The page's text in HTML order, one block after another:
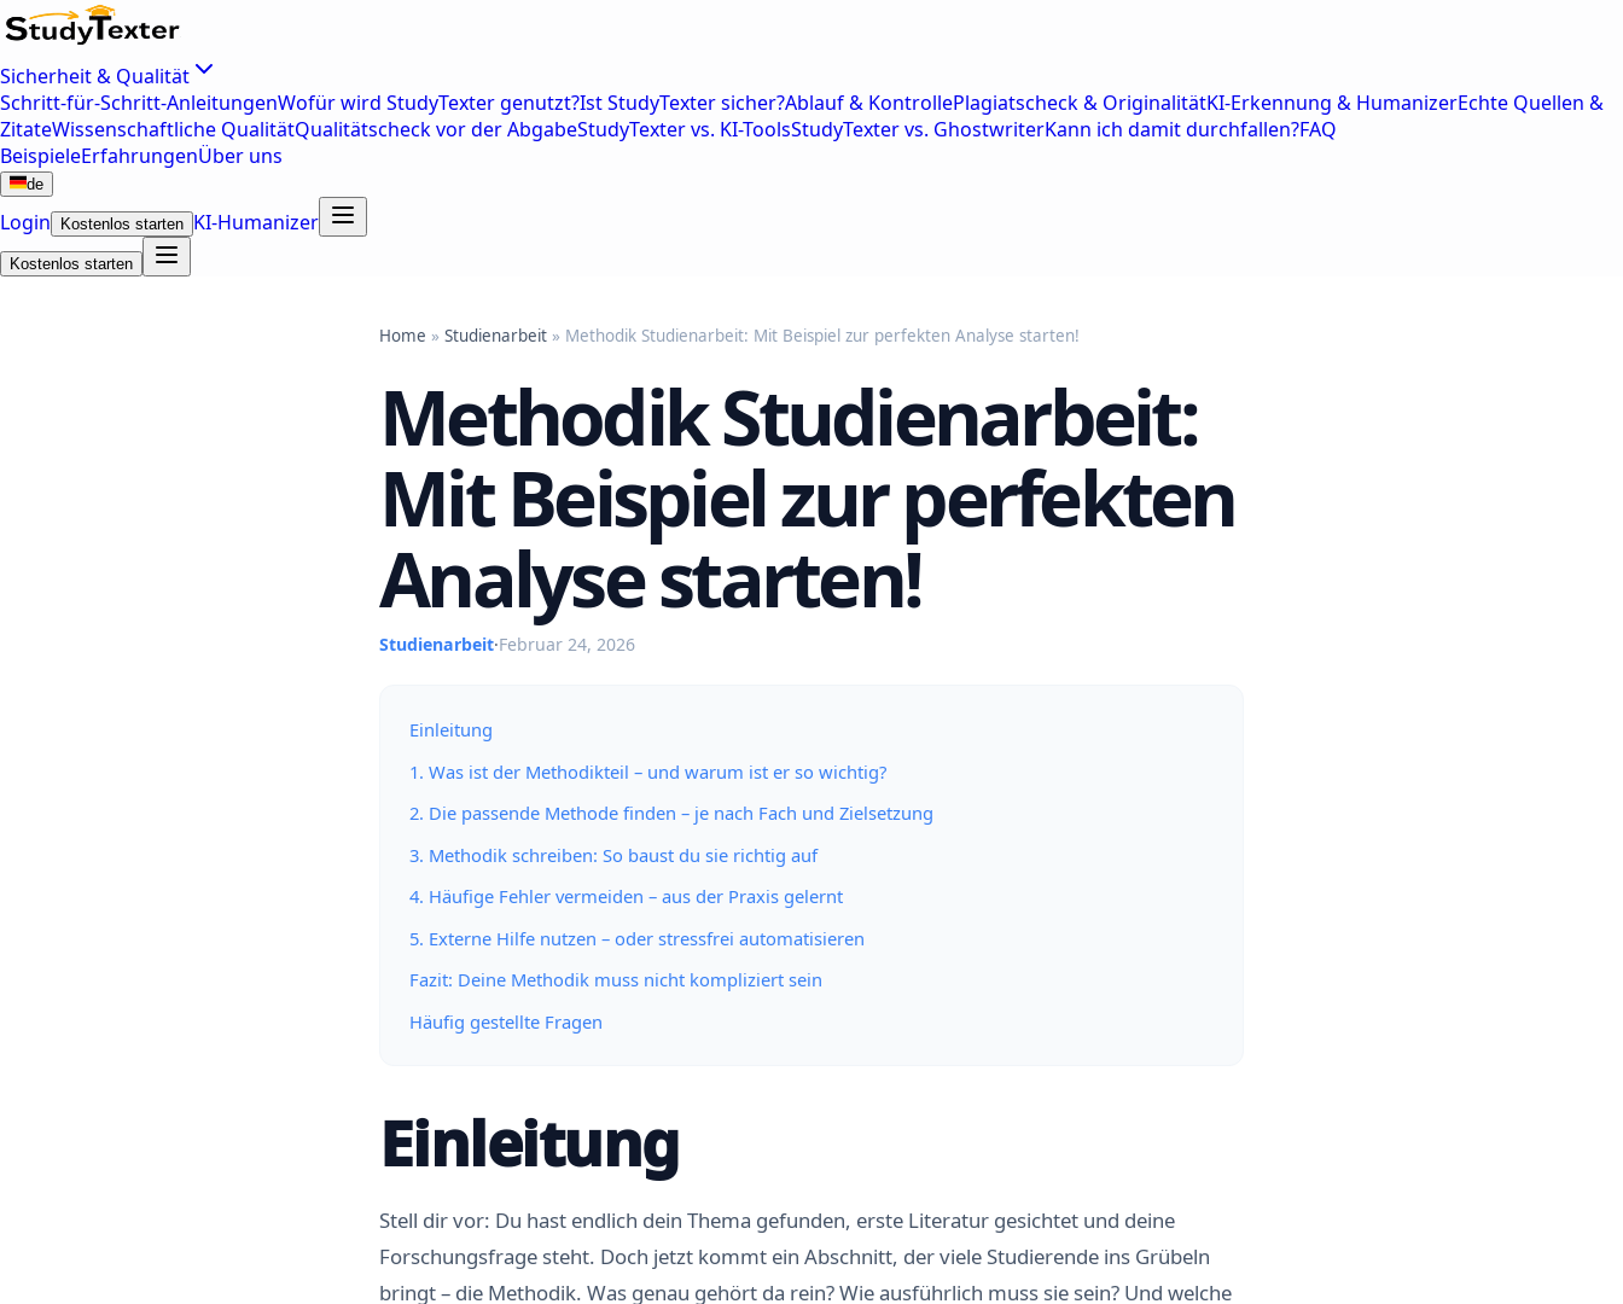
Sicherheit & Qualität
Schritt-für-Schritt-AnleitungenWofür wird StudyTexter genutzt?Ist StudyTexter sicher?Ablauf & KontrollePlagiatscheck & OriginalitätKI-Erkennung & HumanizerEchte Quellen &
ZitateWissenschaftliche QualitätQualitätscheck vor der AbgabeStudyTexter vs. KI-ToolsStudyTexter vs. GhostwriterKann ich damit durchfallen?FAQ
BeispieleErfahrungenÜber uns
de
Login Kostenlos starten KI-Humanizer
Kostenlos starten
Home » Studienarbeit » Methodik Studienarbeit: Mit Beispiel zur perfekten Analyse starten!
Methodik Studienarbeit:
Mit Beispiel zur perfekten
Analyse starten!
Studienarbeit·Februar 24, 2026
Einleitung
1. Was ist der Methodikteil – und warum ist er so wichtig?
2. Die passende Methode finden – je nach Fach und Zielsetzung
3. Methodik schreiben: So baust du sie richtig auf
4. Häufige Fehler vermeiden – aus der Praxis gelernt
5. Externe Hilfe nutzen – oder stressfrei automatisieren
Fazit: Deine Methodik muss nicht kompliziert sein
Häufig gestellte Fragen
Einleitung
Stell dir vor: Du hast endlich dein Thema gefunden, erste Literatur gesichtet und deine
Forschungsfrage steht. Doch jetzt kommt ein Abschnitt, der viele Studierende ins Grübeln
bringt – die Methodik. Was genau gehört da rein? Wie ausführlich muss sie sein? Und welche